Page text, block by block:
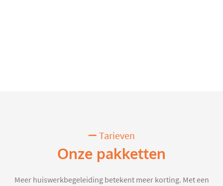
Tarieven
Onze pakketten
Meer huiswerkbegeleiding betekent meer korting. Met een